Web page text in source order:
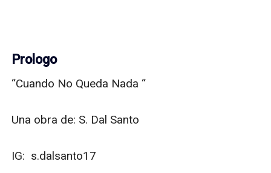
Prologo
“Cuando No Queda Nada “
Una obra de: S. Dal Santo
IG:  s.dalsanto17